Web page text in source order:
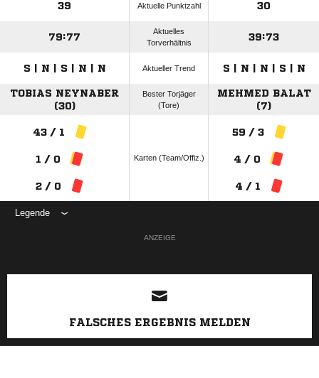
39 Aktuelle Punktzahl 30
79:77
Aktuelles
Torverhältnis
39:73
S | N | S | N | N Aktueller Trend S | N | N | S | N
TOBIAS NEYNABER
(30)
Bester Torjäger
(Tore)
MEHMED BALAT
(7)
43 / 1
1 / 0
2 / 0
Karten (Team/Offiz.)
59 / 3
4 / 0
4 / 1
Legende
ANZEIGE
FALSCHES ERGEBNIS MELDEN